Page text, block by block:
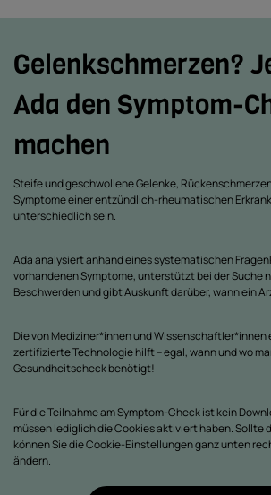
Gelenkschmerzen?
Ada den Symptom-
machen
Steife und geschwollene Gelenke,
Symptome einer entzündlich-rheumatischen
unterschiedlich sein.
Ada analysiert anhand eines systematischen
vorhandenen Symptome, unterstützt bei der Suche
Beschwerden und gibt Auskunft darüber, wann ein
Die von Mediziner*innen und
zertifizierte Technologie hilft – egal, wann und wo
Gesundheitscheck benötigt!
Für die Teilnahme am Symptom-Check ist kein
müssen lediglich die Cookies aktiviert haben. Sollte
können Sie die Cookie-Einstellungen ganz unten
ändern.